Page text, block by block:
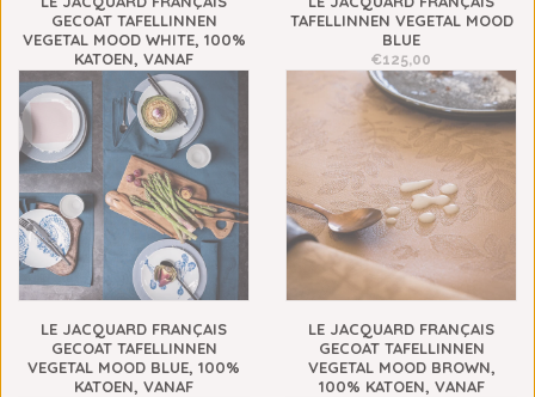
GECOAT TAFELLINNEN
VEGETAL MOOD WHITE, 100%
KATOEN, VANAF
€149,00
TAFELLINNEN VEGETAL MOOD
BLUE
€125,00
LE JACQUARD FRANÇAIS
GECOAT TAFELLINNEN
VEGETAL MOOD BLUE, 100%
KATOEN, VANAF
LE JACQUARD FRANÇAIS
GECOAT TAFELLINNEN
VEGETAL MOOD BROWN,
100% KATOEN, VANAF